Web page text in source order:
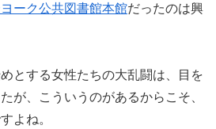
ーク公共図書館本館だったのは興
とする女性たちの大乱闘は、目を
が、こういうのがあるからこそ、
よね。